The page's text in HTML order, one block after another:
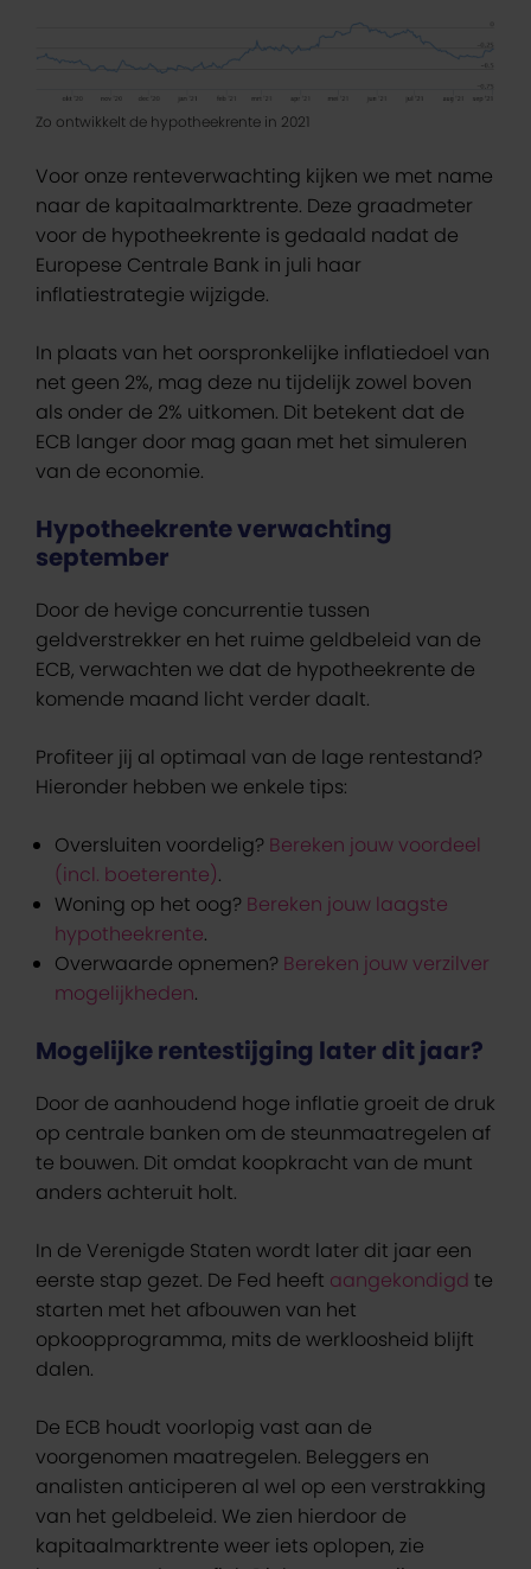
Zo ontwikkelt de hypotheekrente in 2021
Voor onze renteverwachting kijken we met name
naar de kapitaalmarktrente. Deze graadmeter
voor de hypotheekrente is gedaald nadat de
Europese Centrale Bank in juli haar
inflatiestrategie wijzigde.
In plaats van het oorspronkelijke inflatiedoel van
net geen 2%, mag deze nu tijdelijk zowel boven
als onder de 2% uitkomen. Dit betekent dat de
ECB langer door mag gaan met het simuleren
van de economie.
Hypotheekrente verwachting
september
Door de hevige concurrentie tussen
geldverstrekker en het ruime geldbeleid van de
ECB, verwachten we dat de hypotheekrente de
komende maand licht verder daalt.
Profiteer jij al optimaal van de lage rentestand?
Hieronder hebben we enkele tips:
Oversluiten voordelig? Bereken jouw voordeel
(incl. boeterente).
Woning op het oog? Bereken jouw laagste
hypotheekrente.
Overwaarde opnemen? Bereken jouw verzilver
mogelijkheden.
Mogelijke rentestijging later dit jaar?
Door de aanhoudend hoge inflatie groeit de druk
op centrale banken om de steunmaatregelen af
te bouwen. Dit omdat koopkracht van de munt
anders achteruit holt.
In de Verenigde Staten wordt later dit jaar een
eerste stap gezet. De Fed heeft aangekondigd te
starten met het afbouwen van het
opkoopprogramma, mits de werkloosheid blijft
dalen.
De ECB houdt voorlopig vast aan de
voorgenomen maatregelen. Beleggers en
analisten anticiperen al wel op een verstrakking
van het geldbeleid. We zien hierdoor de
kapitaalmarktrente weer iets oplopen, zie